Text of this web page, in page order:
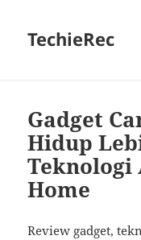
TechieRec
Gadget
Hidup
Teknologi
Home
Review gadget,